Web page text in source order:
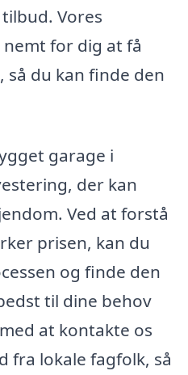
Vores
for dig at få
du kan finde den
garage i
der kan
Ved at forstå
prisen, kan du
og finde den
til dine behov
at kontakte os
fra lokale fagfolk, så